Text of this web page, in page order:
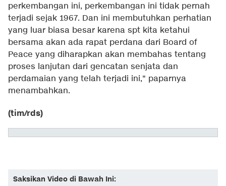
perkembangan ini, perkembangan ini tidak pernah
terjadi sejak 1967. Dan ini membutuhkan perhatian
yang luar biasa besar karena spt kita ketahui
bersama akan ada rapat perdana dari Board of
Peace yang diharapkan akan membahas tentang
proses lanjutan dari gencatan senjata dan
perdamaian yang telah terjadi ini," paparnya
menambahkan.
(tim/rds)
Saksikan Video di Bawah Ini: